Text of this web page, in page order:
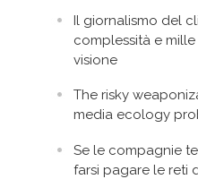
Il giornalismo del
complessità e
visione
The risky
media ecology
Se le compagnie
farsi pagare le reti